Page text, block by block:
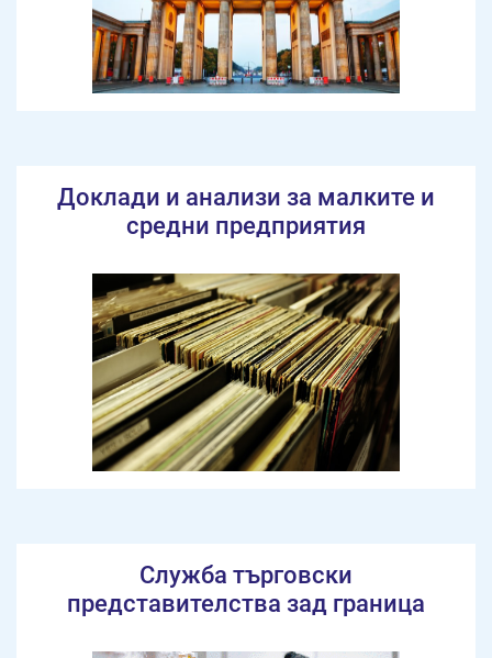
Доклади и анализи за малките и
средни предприятия
Служба търговски
представителства зад граница